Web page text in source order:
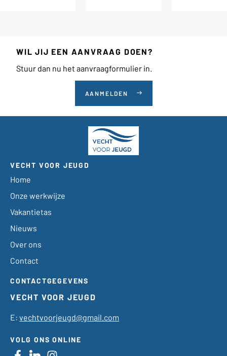
WIL JIJ EEN AANVRAAG DOEN?
Stuur dan nu het aanvraagformulier in.
AANMELDEN east
VECHT VOOR JEUGD
Home
Onze werkwijze
Vakantietas
Nieuws
Over ons
Contact
CONTACTGEGEVENS
VECHT VOOR JEUGD
E: vechtvoorjeugd@gmail.com
VOLG ONS ONLINE